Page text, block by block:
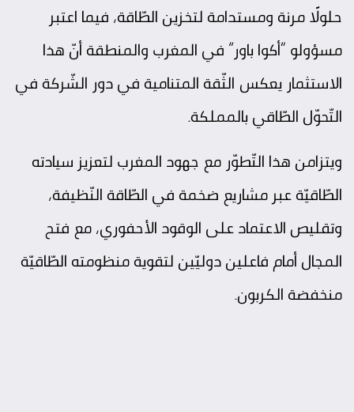
حلولًا مرنة ومستدامة لتخزين الطّاقة، فيما اعتبر
مسؤولو “أكوا باور” في المغرب والمنطقة أنّ هذا
الاستثمار يعكس الثّقة المتنامية في دور الشّركة في
التّحوّل الطّاقي بالمملكة.
ويتزامن هذا التّطوّر مع جهود المغرب لتعزيز سيادته
الطّاقيّة عبر مشاريع ضخمة في الطّاقة النّظيفة،
وتقليص الاعتماد على الوقود الأحفوري، مع فتح
المجال أمام فاعلين دوليّين لتقوية منظومته الطّاقيّة
منخفضة الكربون.